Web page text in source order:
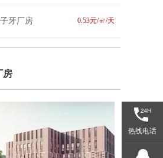
0.53元/㎡/天
牙厂房
房
热线电话